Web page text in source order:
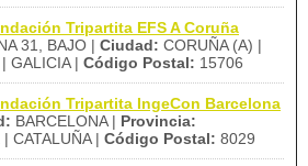
Tripartita EFS A Coruña
31, BAJO | Ciudad: CORUÑA (A) |
GALICIA | Código Postal: 15706
Tripartita IngeCon Barcelona
BARCELONA | Provincia:
CATALUÑA | Código Postal: 8029